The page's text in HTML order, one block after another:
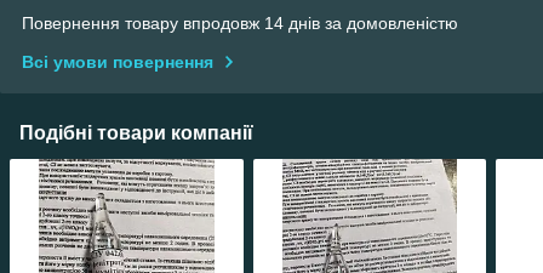
Повернення товару впродовж 14 днів за домовленістю
Всі умови повернення
Подібні товари компанії